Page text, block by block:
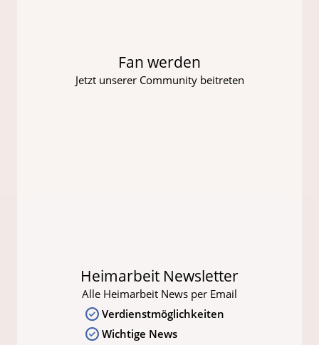
Fan werden
Jetzt unserer Community beitreten
Heimarbeit Newsletter
Alle Heimarbeit News per Email
Verdienstmöglichkeiten
Wichtige News